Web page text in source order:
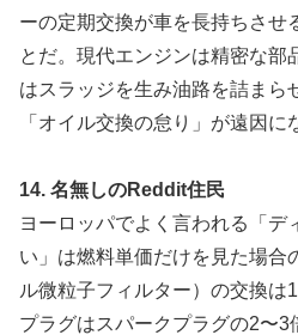
ーの定期交換が車を長持ちさせ
とだ。現代エンジンは精密な部
はスラッジを生み油路を詰まら
「オイル交換の怠り」が遠因に
14. 名無しのReddit住民
ヨーロッパでよく言われる「デ
い」は燃料単価だけを見た場合
ル微粒子フィルター）の交換は
プラグはスパークプラグの2〜3